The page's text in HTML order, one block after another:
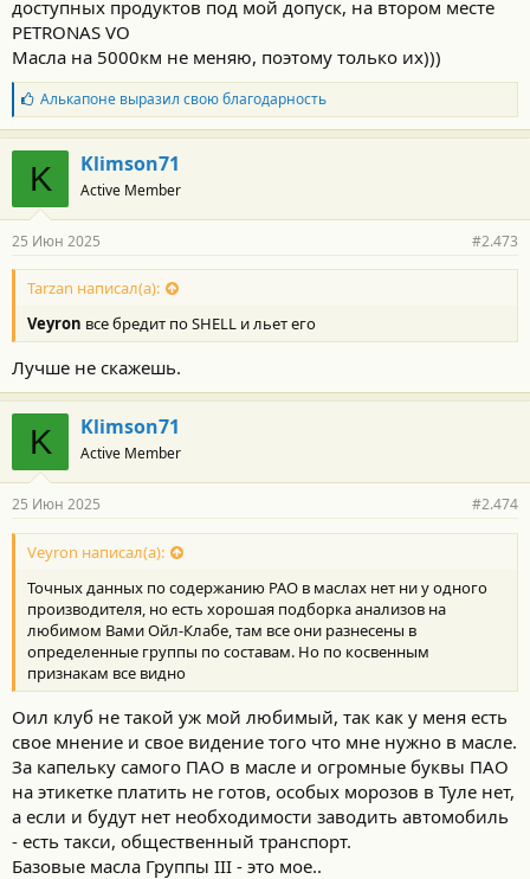
доступных продуктов под мой допуск, на втором месте
PETRONAS VO
Масла на 5000км не меняю, поэтому только их)))
Б
л
а
г
о
д
а
н
о
с
и
:
Алькапоневыразил свою благодарность
K Klimson71
Active Member
25 Июн 2025 #2.473
Tarzan написал(а):
Veyron все бредит по SHELL и льет его
Лучше не скажешь.
K Klimson71
Active Member
25 Июн 2025 #2.474
Veyron написал(а):
Точных данных по содержанию PAO в маслах нет ни у одного
производителя, но есть хорошая подборка анализов на
любимом Вами Ойл-Клабе, там все они разнесены в
определенные группы по составам. Но по косвенным
признакам все видно
Оил клуб не такой уж мой любимый, так как у меня есть
свое мнение и свое видение того что мне нужно в масле.
За капельку самого ПАО в масле и огромные буквы ПАО
на этикетке платить не готов, особых морозов в Туле нет,
а если и будут нет необходимости заводить автомобиль
- есть такси, общественный транспорт.
Базовые масла Группы III - это мое..